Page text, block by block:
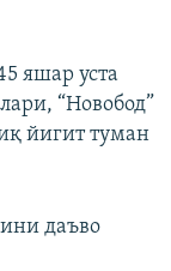
яшар уста
“Новобод”
йигит туман
даъво